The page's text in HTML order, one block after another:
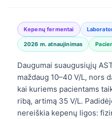
Kepenų fermentai
2026 m. atnaujinimas
Daugumai suaugusiųjų
maždaug 10–40 V/L, nors
kai kuriems pacientams
ribą, artimą 35 V/L.
nereiškia kepenų ligos: